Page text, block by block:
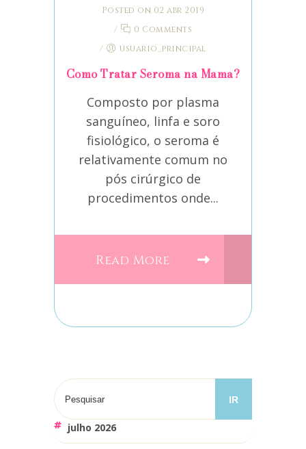
Posted on 02 abr 2019
/
0 Comments
/
usuario_principal
Como Tratar Seroma na Mama?
Composto por plasma
sanguíneo, linfa e soro
fisiológico, o seroma é
relativamente comum no
pós cirúrgico de
procedimentos onde...
Read More
julho 2026